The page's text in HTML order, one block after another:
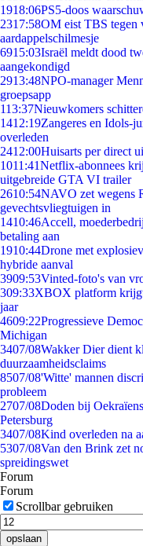
1918:06PS5-doos
2317:58OM eist TBS tegen
aardappelschilmesje
6915:03Israël meldt dood
aangekondigd
2913:48NPO-manager
groepsapp
113:37Nieuwkomers
1412:19Zangeres en Idols-
overleden
2412:00Huisarts per direct
1011:41Netflix-abonnees
uitgebreide GTA VI trailer
2610:54NAVO zet wegens
gevechtsvliegtuigen in
1410:46Accell,
betaling aan
1910:44Drone met
hybride aanval
3909:53Vinted-foto's van
309:33XBOX platform
jaar
4609:22Progressieve
Michigan
3407/08Wakker Dier dient
duurzaamheidsclaims
8507/08'Witte' mannen
probleem
2707/08Doden bij
Petersburg
3407/08Kind overleden na
5307/08Van den Brink zet
spreidingswet
Forum
Forum
Scrollbar gebruiken
opslaan